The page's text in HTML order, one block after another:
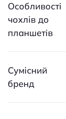
Особливості
чохлів до
планшетів
Сумісний
бренд